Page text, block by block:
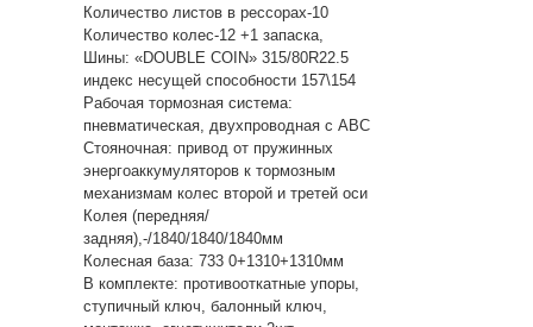
Количество листов в рессорах-10
Количество колес-12 +1 запаска,
Шины: «DOUBLE COIN» 315/80R22.5
индекс несущей способности 157\154
Рабочая тормозная система:
пневматическая, двухпроводная с АВС
Стояночная: привод от пружинных
энергоаккумуляторов к тормозным
механизмам колес второй и третей оси
Колея (передняя/
задняя),-/1840/1840/1840мм
Колесная база: 733 0+1310+1310мм
В комплекте: противооткатные упоры,
ступичный ключ, балонный ключ,